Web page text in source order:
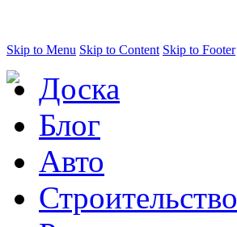
Skip to Menu Skip to Content Skip to Footer
Доска
Блог
Авто
Строительство